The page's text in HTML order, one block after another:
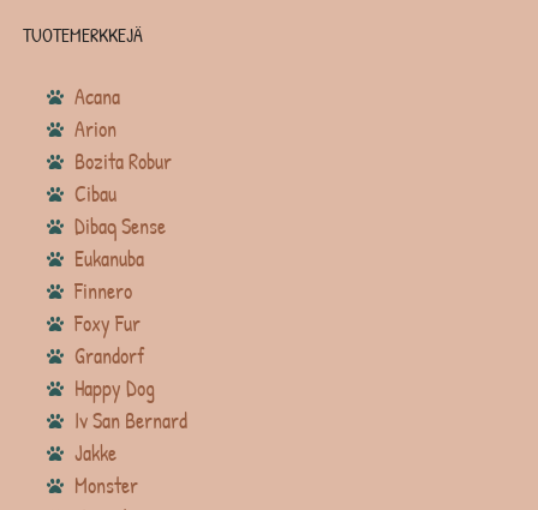
TUOTEMERKKEJÄ
Acana
Arion
Bozita Robur
Cibau
Dibaq Sense
Eukanuba
Finnero
Foxy Fur
Grandorf
Happy Dog
Iv San Bernard
Jakke
Monster